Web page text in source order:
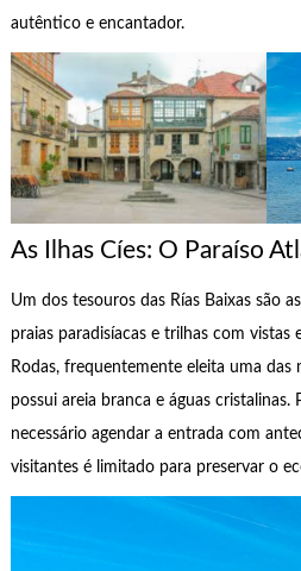
autêntico e encantador.
As Ilhas Cíes: O Paraíso
Um dos tesouros das Rías Baixas são
praias paradisíacas e trilhas com vistas
Rodas, frequentemente eleita uma das
possui areia branca e águas cristalinas.
necessário agendar a entrada com
visitantes é limitado para preservar o